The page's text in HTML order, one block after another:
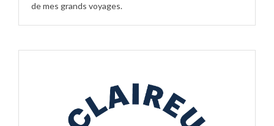
de mes grands voyages.